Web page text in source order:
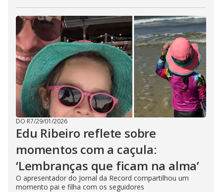
DO R7/29/01/2026
Edu Ribeiro reflete sobre
momentos com a caçula:
‘Lembranças que ficam na alma’
O apresentador do Jornal da Record compartilhou um
momento pai e filha com os seguidores